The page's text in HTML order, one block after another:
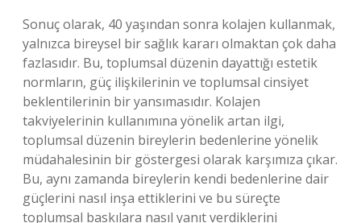
Sonuç olarak, 40 yaşından sonra kolajen kullanmak,
yalnızca bireysel bir sağlık kararı olmaktan çok daha
fazlasıdır. Bu, toplumsal düzenin dayattığı estetik
normların, güç ilişkilerinin ve toplumsal cinsiyet
beklentilerinin bir yansımasıdır. Kolajen
takviyelerinin kullanımına yönelik artan ilgi,
toplumsal düzenin bireylerin bedenlerine yönelik
müdahalesinin bir göstergesi olarak karşımıza çıkar.
Bu, aynı zamanda bireylerin kendi bedenlerine dair
güçlerini nasıl inşa ettiklerini ve bu süreçte
toplumsal baskılara nasıl yanıt verdiklerini